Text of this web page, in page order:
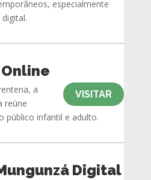
especialmente
VISITAR
a
reúne
público infantil e adulto.
Digital